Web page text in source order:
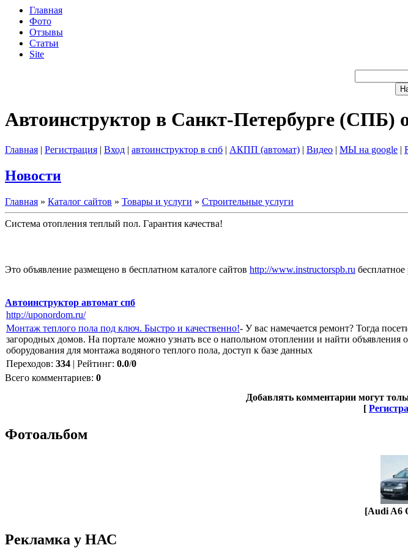
Главная
Фото
Отзывы
Статьи
Site
Автоинструктор в Санкт-Петербурге (СПБ)
Главная | Регистрация | Вход | автоинструктор в спб | АКПП (автомат) | Видео | МЫ на google |
Новости
Главная » Каталог сайтов » Товары и услуги » Строительные услуги
Система отопления теплый пол. Гарантия качества!
Это объявление размещено в бесплатном каталоге сайтов http://www.instructorspb.ru
Автоинструктор автомат спб
http://uponordom.ru/
Монтаж теплого пола под ключ. Быстро и качественно!- У вас намечается ремонт? Тогда
загородных домов. На портале можно узнать все о напольном отоплении и найти
оборудования для монтажа водяного теплого пола, доступ к базе данных
Переходов: 334 | Рейтинг: 0.0/0
Всего комментариев: 0
Добавлять комментарии могут
[
Фотоальбом
[Audi A6
Рекламка у НАС